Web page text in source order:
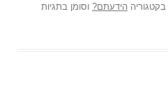
בקטגוריה הידעתם? וסומן בתגיות